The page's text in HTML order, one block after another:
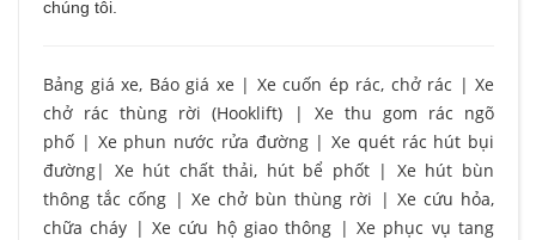
chúng tôi.
Bảng giá xe, Báo giá xe | Xe cuốn ép rác, chở rác | Xe
chở rác thùng rời (Hooklift) | Xe thu gom rác ngõ
phố | Xe phun nước rửa đường| Xe quét rác hút bụi
đường| Xe hút chất thải, hút bể phốt| Xe hút bùn
thông tắc cống | Xe chở bùn thùng rời | Xe cứu hỏa,
chữa cháy |Xe cứu hộ giao thông |Xe phục vụ tang